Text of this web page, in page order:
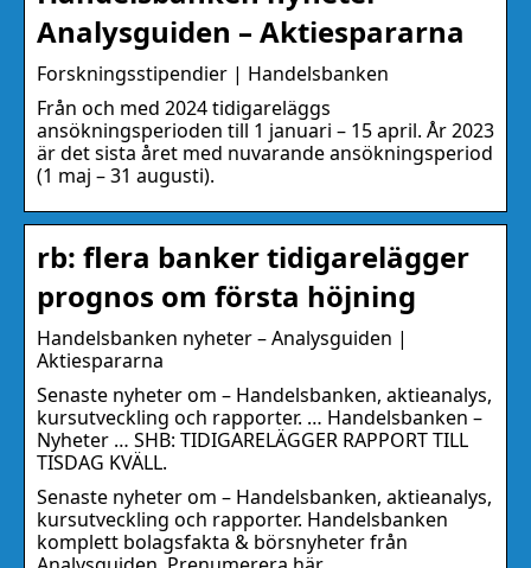
Analysguiden – Aktiespararna
Forskningsstipendier | Handelsbanken
Från och med 2024 tidigareläggs
ansökningsperioden till 1 januari – 15 april. År 2023
är det sista året med nuvarande ansökningsperiod
(1 maj – 31 augusti).
rb: flera banker tidigarelägger
prognos om första höjning
Handelsbanken nyheter – Analysguiden |
Aktiespararna
Senaste nyheter om – Handelsbanken, aktieanalys,
kursutveckling och rapporter. … Handelsbanken –
Nyheter … SHB: TIDIGARELÄGGER RAPPORT TILL
TISDAG KVÄLL.
Senaste nyheter om – Handelsbanken, aktieanalys,
kursutveckling och rapporter. Handelsbanken
komplett bolagsfakta & börsnyheter från